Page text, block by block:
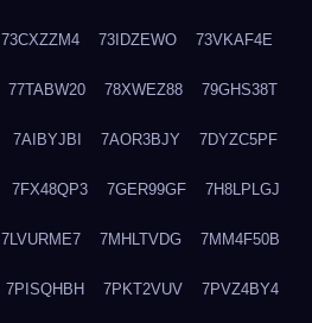
73CXZZM4 73IDZEWO 73VKAF4E
77TABW20 78XWEZ88 79GHS38T
7AIBYJBI 7AOR3BJY 7DYZC5PF
7FX48QP3 7GER99GF 7H8LPLGJ
7LVURME7 7MHLTVDG 7MM4F50B
7PISQHBH 7PKT2VUV 7PVZ4BY4